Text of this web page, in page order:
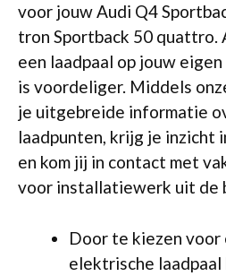
voor jouw Audi Q4
tron Sportback 50 quattro.
een laadpaal op jouw
is voordeliger. Middels
je uitgebreide informatie
laadpunten, krijg je inzicht
en kom jij in contact met
voor installatiewerk uit de
Door te kiezen voor
elektrische laadpaal